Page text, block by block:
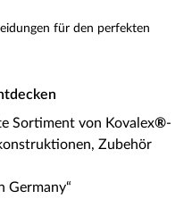
für den perfekten
Sortiment von Kovalex®-
Zubehör
Germany“